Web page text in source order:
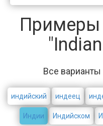
Примеры
Все
индийский индеец
Индии Индийском